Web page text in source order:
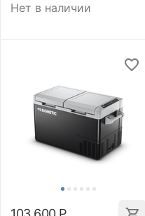
Нет в наличии